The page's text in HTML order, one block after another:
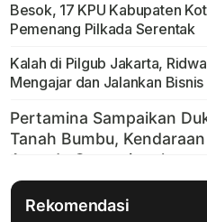
Besok, 17 KPU Kabupaten
Pemenang Pilkada Serentak
Kalah di Pilgub Jakarta,
Mengajar dan Jalankan Bisnis
Rekomendasi